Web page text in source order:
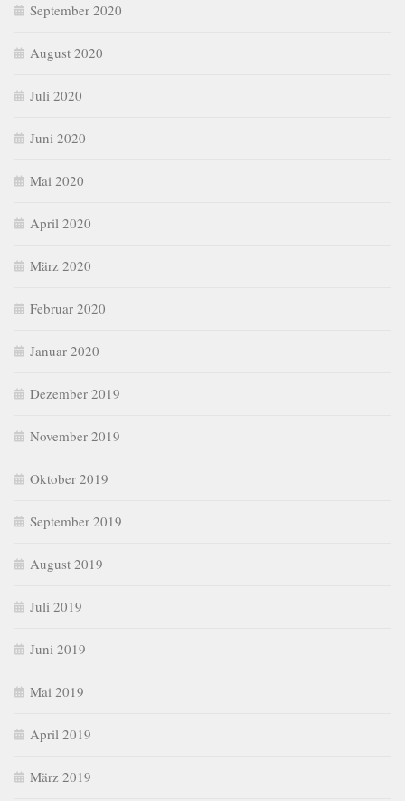
September 2020
August 2020
Juli 2020
Juni 2020
Mai 2020
April 2020
März 2020
Februar 2020
Januar 2020
Dezember 2019
November 2019
Oktober 2019
September 2019
August 2019
Juli 2019
Juni 2019
Mai 2019
April 2019
März 2019